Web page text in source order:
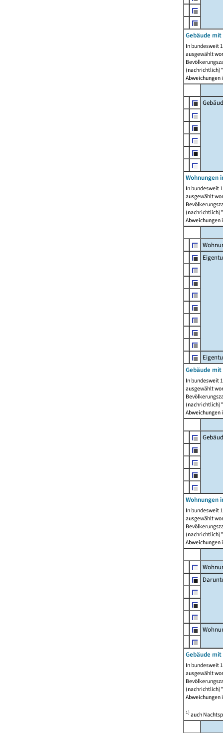
Gebäude mit
In bundesweit
ausgewählt
Abweichungen
Wohnungen
In bundesweit
ausgewählt
Abweichungen
Gebäude
In bundesweit
ausgewählt
Abweichungen
Wohnungen
In bundesweit
ausgewählt
Abweichungen
Gebäude
In bundesweit
ausgewählt
Abweichungen
1)auch